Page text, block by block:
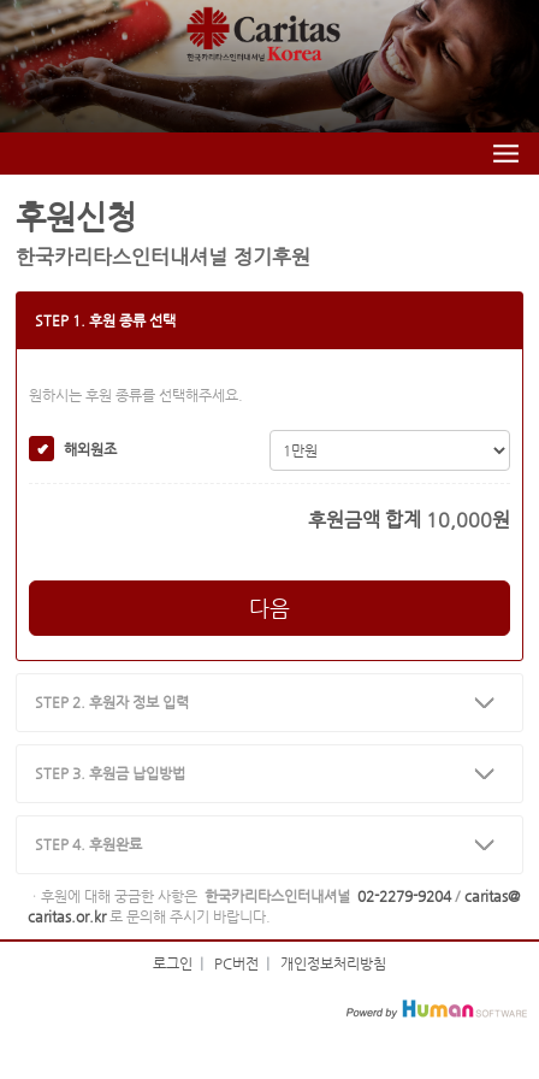
후원신청
한국카리타스인터내셔널 정기후원
STEP 1. 후원 종류 선택
원하시는 후원 종류를 선택해주세요.
해외원조
후원금액 합계 10,000원
다음
STEP 2. 후원자 정보 입력
STEP 3. 후원금 납입방법
STEP 4. 후원완료
ㆍ후원에 대해 궁금한 사항은 한국카리타스인터내셔널02-2279-9204/caritas@
caritas.or.kr로 문의해 주시기 바랍니다.
로그인 | PC버전 | 개인정보처리방침